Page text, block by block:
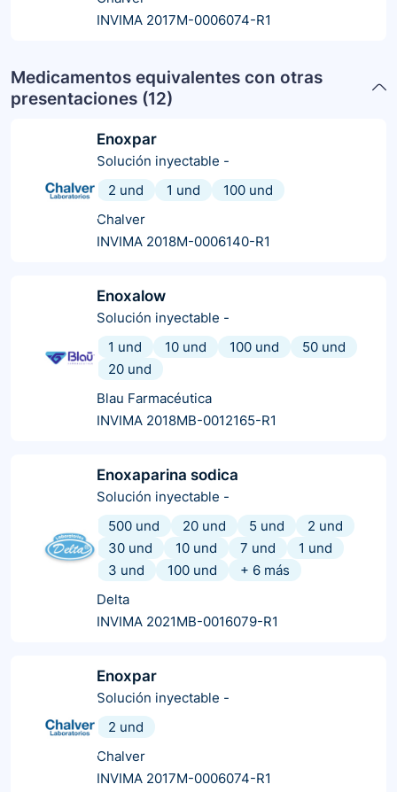
INVIMA 2017M-0006074-R1
Medicamentos equivalentes con otras
presentaciones (12)
Enoxpar
Solución inyectable -
2 und
1 und
100 und
Chalver
INVIMA 2018M-0006140-R1
Enoxalow
Solución inyectable -
1 und
10 und 100 und
50 und
20 und
Blau Farmacéutica
INVIMA 2018MB-0012165-R1
Enoxaparina sodica
Solución inyectable -
500 und
20 und 5 und
2 und
30 und
10 und 7 und
1 und
3 und
100 und + 6 más
Delta
INVIMA 2021MB-0016079-R1
Enoxpar
Solución inyectable -
2 und
Chalver
INVIMA 2017M-0006074-R1